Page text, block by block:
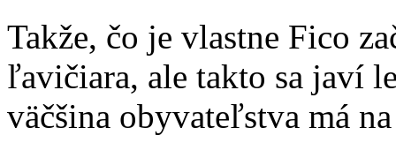
Takže, čo je vlastne Fico
ľavičiara, ale takto sa javí
väčšina obyvateľstva má